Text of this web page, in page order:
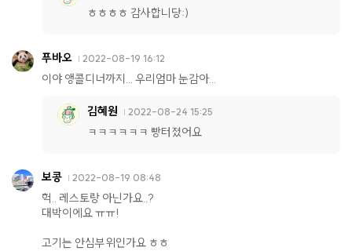
ㅎㅎㅎㅎ 감사합니당:)
푸바오 2022-08-19 16:12
이야 앵콜디너까지... 우리엄마 눈감아...
김혜원 2022-08-24 15:25
ㅋㅋㅋㅋㅋㅋ 빵터졌어요
보콩 2022-08-19 08:48
헉.. 레스토랑 아닌가요..?
대박이에요 ㅠㅠ!
고기는 안심부위인가요 ㅎㅎ